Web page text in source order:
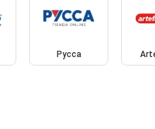
Pycca